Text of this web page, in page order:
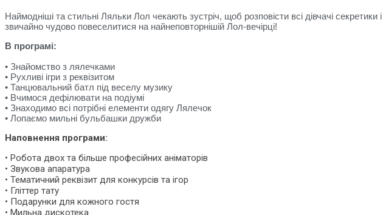
Наймодніші та стильні Ляльки Лол чекають зустріч, щоб розповісти всі дівчачі секретики і
звичайно чудово повеселитися на найнеповторнішій Лол-вечірці!
В програмі:
• Знайомство з лялечками
• Рухливі ігри з реквізитом
• Танцювальний батл під веселу музику
• Вчимося дефілювати на подіумі
• Знаходимо всі потрібні елементи одягу Лялечок
• Лопаємо мильні бульбашки дружби
Наповнення програми:
• Робота двох та більше професійних аніматорів
• Звукова апаратура
• Тематичний реквізит для конкурсів та ігор
• Гліттер тату
• Подарунки для кожного гостя
• Мильна дискотека